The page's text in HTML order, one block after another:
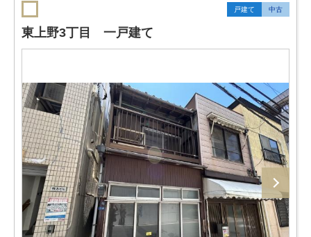
戸建て 中古
東上野3丁目 一戸建て